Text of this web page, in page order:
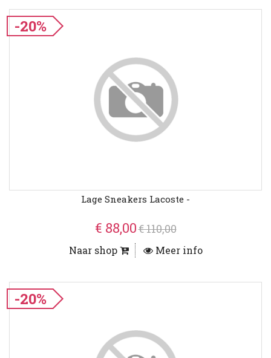
-20%
Lage Sneakers Lacoste -
€ 88,00€ 110,00
Naar shop Meer info
-20%